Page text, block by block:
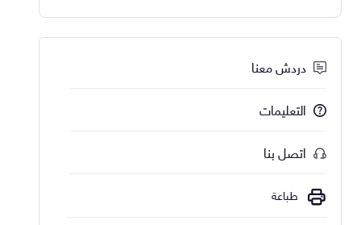
دردش معنا
التعليمات
اتصل بنا
طباعة